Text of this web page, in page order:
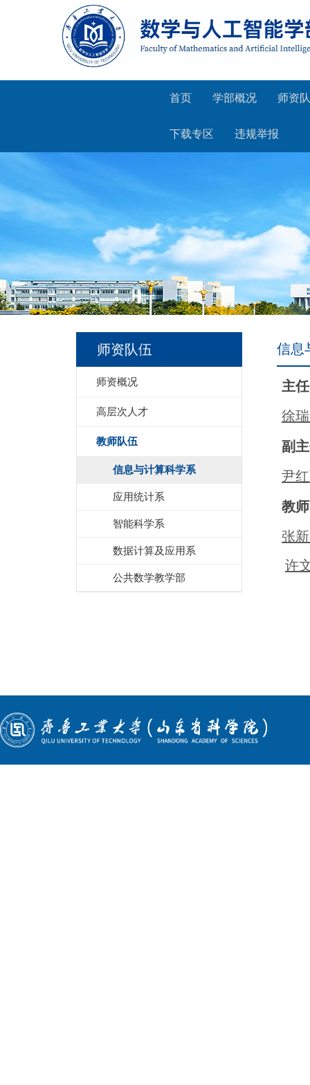
首页 学部概况 师资
下载专区 违规举报
师资队伍
师资概况
高层次人才
教师队伍
信息与计算科学系
应用统计系
智能科学系
数据计算及应用系
公共数学教学部
信息
主
徐
副
尹
教师
张
许